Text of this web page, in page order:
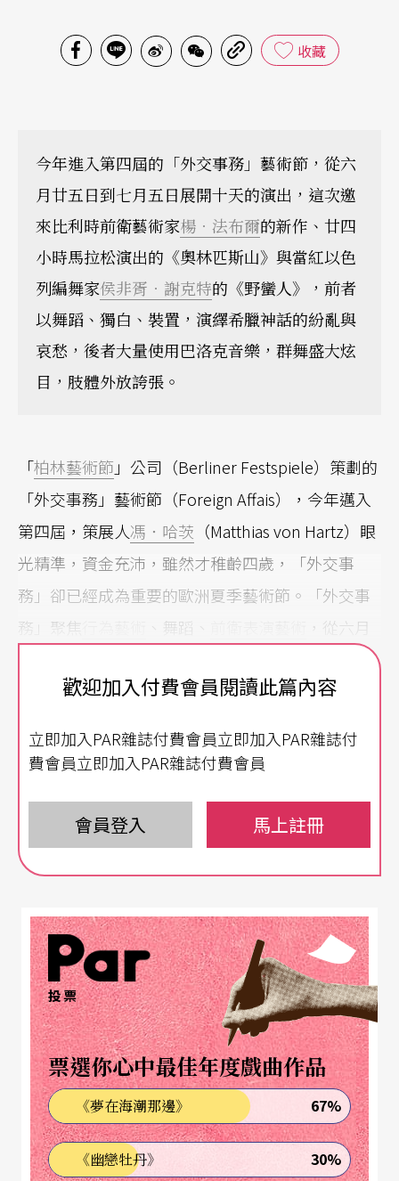
收藏
今年進入第四屆的「外交事務」藝術節，從六
月廿五日到七月五日展開十天的演出，這次邀
來比利時前衛藝術家楊．法布爾的新作、廿四
小時馬拉松演出的《奧林匹斯山》與當紅以色
列編舞家侯非胥．謝克特的《野蠻人》，前者
以舞蹈、獨白、裝置，演繹希臘神話的紛亂與
哀愁，後者大量使用巴洛克音樂，群舞盛大炫
目，肢體外放誇張。
「柏林藝術節 」公司（Berliner Festspiele）策劃的
「外交事務」藝術節（Foreign Affais），今年邁入
第四屆，策展人馮．哈茨 （Matthias von Hartz）眼
光精準，資金充沛，雖然才稚齡四歲，「外交事
務」卻已經成為重要的歐洲夏季藝術節。「外交事
務」聚焦
、舞蹈、
，從六月
廿五日到七月五日，十天的藝術節票券售罄，楊．
法布爾（Jan Fabre）的廿四小時長作《奧林匹斯
非胥．謝克特（Hofesh Shechter）的新作《野蠻
的舞台，讓藝術節在熱烈掌聲中結束。
廿四小時劇場馬拉松
劇場表演時間長度應該如何度量、節制？鬼才藝術
家楊．法布爾在今年的「外交事務」推出全新作品
《奧林匹斯山》，從下午四點開始演出，整整廿四
小時不間斷，馬拉松表演，考驗觀眾耐力。
《奧林匹斯山》舞台上總共有卅位表演者，以舞
蹈、獨白、裝置，演繹希臘神話的紛亂與哀愁。
楊．法布爾以他一貫的戲謔，舞台充滿肢體撞擊意
象，全裸的希臘眾神在台上噴灑顏料、舞動、嘶
歡迎加入付費會員閱讀此篇內容
立即加入PAR雜誌付費會員立即加入PAR雜誌付
費會員立即加入PAR雜誌付費會員
會員登入 馬上註冊
投票
票選你心中最佳年度戲曲作品
《夢在海潮那邊》 67%
《幽戀牡丹》 30%